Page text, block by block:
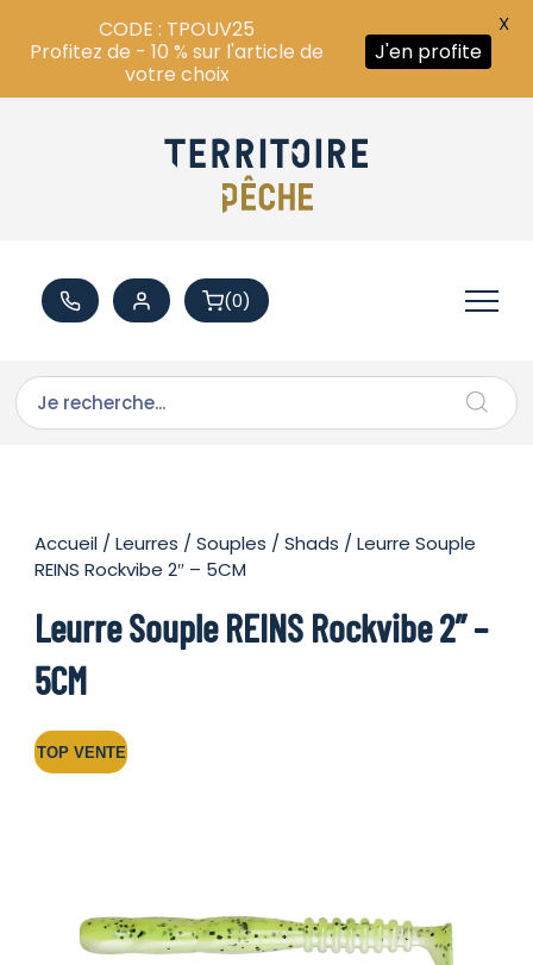
(0)
Accueil /Leurres /Souples /Shads / Leurre Souple
REINS Rockvibe 2″ – 5CM
Leurre Souple REINS Rockvibe 2″ –
5CM
TOP VENTE
CODE : TPOUV25
Profitez de - 10 % sur l'article de
votre choix
J'en profite
X